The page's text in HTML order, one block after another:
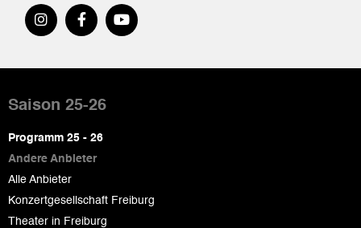
de
page
Saison 25-26
Programm 25 - 26
Andere Anbieter
Alle Anbieter
Konzertgesellschaft Freiburg
Theater in Freiburg